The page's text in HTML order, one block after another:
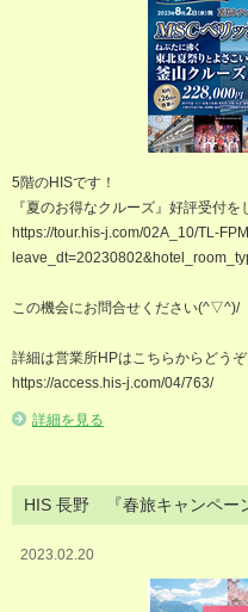
5階のHISです！
『夏のお得なクルーズ』好評受付を
https://tour.his-j.com/02A_10/TL-
この機会にお問合せください(^▽^)/
詳細は営業所HPはこちらからどうぞ
https://access.his-j.com/04/763/
詳細を見る
HIS 長野 『春旅キャンペー
2023.02.20